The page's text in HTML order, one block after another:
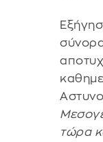
τώρα